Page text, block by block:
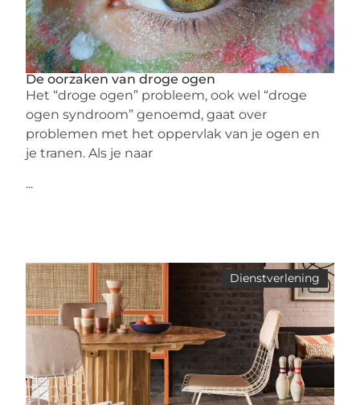
De oorzaken van droge ogen
Het “droge ogen” probleem, ook wel “droge
ogen syndroom” genoemd, gaat over
problemen met het oppervlak van je ogen en
je tranen. Als je naar
...
Dienstverlening